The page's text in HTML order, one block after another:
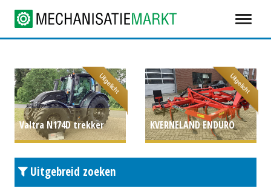
Valtra N174D trekker
Uitgelicht
KVERNELAND ENDURO
Uitgelicht
Uitgebreid zoeken